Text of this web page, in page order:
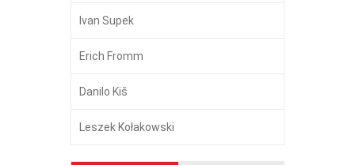
Ivan Supek
Erich Fromm
Danilo Kiš
Leszek Kołakowski